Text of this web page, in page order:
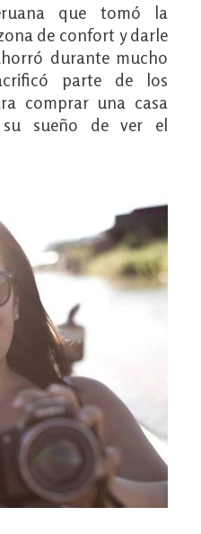
que tomó la
de confort y darle
durante mucho
parte de los
comprar una casa
sueño de ver el